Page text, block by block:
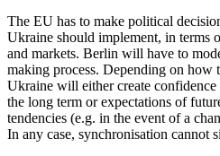
The EU has to make political
Ukraine should implement, in terms
and markets. Berlin will have to
making process. Depending on how
Ukraine will either create
the long term or expectations of
tendencies (e.g. in the event of a
In any case, synchronisation cannot